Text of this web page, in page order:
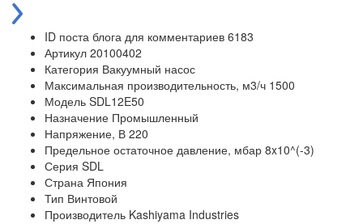
ID поста блога для комментариев 6183
Артикул 20100402
Категория Вакуумный насос
Максимальная производительность, м3/ч 1500
Модель SDL12E50
Назначение Промышленный
Напряжение, В 220
Предельное остаточное давление, мбар 8x10^(-3)
Серия SDL
Страна Япония
Тип Винтовой
Производитель Kashiyama Industries